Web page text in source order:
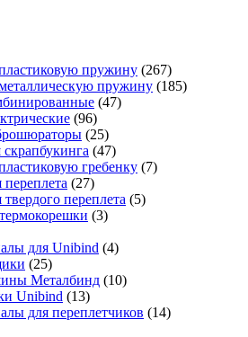
пружину (267)
пружину (185)
(47)
(96)
(25)
(47)
гребенку (7)
(27)
переплета (5)
(3)
для Unibind (4)
(25)
Металбинд (10)
Unibind (13)
для переплетчиков (14)